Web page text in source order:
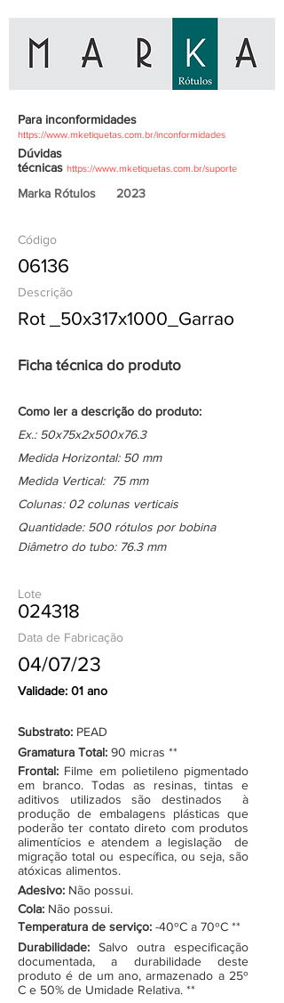
Para inconformidades
https://www.mketiquetas.com.br/inconformidades
Dúvidas
técnicas https://www.mketiquetas.com.br/suporte
Marka Rótulos 2023
Código
06136
Descrição
Rot _50x317x1000_Garrao
Ficha técnica do produto
Como ler a descrição do produto:
Ex.: 50x75x2x500x76.3
Medida Horizontal: 50 mm
Medida Vertical: 75 mm
Colunas: 02 colunas verticais
Quantidade: 500 rótulos por bobina
Diâmetro do tubo: 76.3 mm
Lote
024318
Data de Fabricação
04/07/23
Validade: 01 ano
Substrato: PEAD
Gramatura Total: 90 micras **
Frontal: Filme em polietileno pigmentado
em branco. Todas as resinas, tintas e
aditivos utilizados são destinados à
produção de embalagens plásticas que
poderão ter contato direto com produtos
alimentícios e atendem a legislação de
migração total ou específica, ou seja, são
atóxicas alimentos.
Adesivo: Não possui.
Cola: Não possui.
Temperatura de serviço: -40ºC a 70ºC **
Durabilidade: Salvo outra especificação
documentada, a durabilidade deste
produto é de um ano, armazenado a 25º
C e 50% de Umidade Relativa. **